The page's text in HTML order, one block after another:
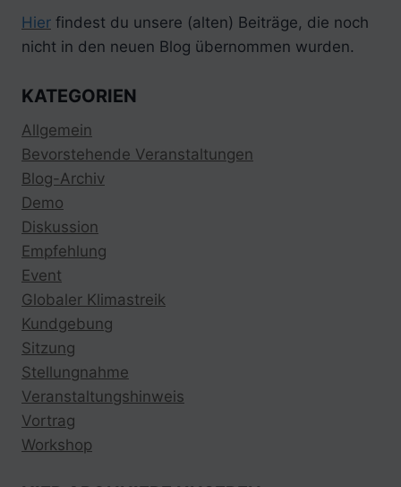
Hier findest du unsere (alten) Beiträge, die noch
nicht in den neuen Blog übernommen wurden.
KATEGORIEN
Allgemein
Bevorstehende Veranstaltungen
Blog-Archiv
Demo
Diskussion
Empfehlung
Event
Globaler Klimastreik
Kundgebung
Sitzung
Stellungnahme
Veranstaltungshinweis
Vortrag
Workshop